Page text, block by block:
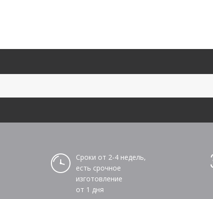
Сроки от 2-4 недель,
есть срочное
изготовление
от 1 дня